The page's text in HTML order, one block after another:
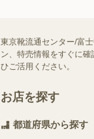
東京靴流通センター/富
ン、特売情報をすぐに
ひご活用ください。
お店を探す
都道府県から探す